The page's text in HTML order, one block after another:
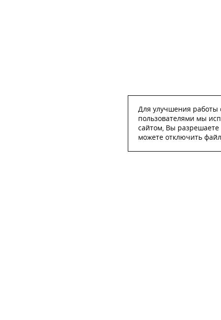
Для улучшения работы
пользователями мы
сайтом, Вы разрешаете
можете отключить